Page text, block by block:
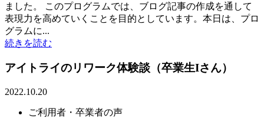
ました。 このプログラムでは、ブログ記事の作成を通して
表現力を高めていくことを目的としています。本日は、プロ
グラムに...
続きを読む
アイトライのリワーク体験談（卒業生Iさん）
2022.10.20
ご利用者・卒業者の声